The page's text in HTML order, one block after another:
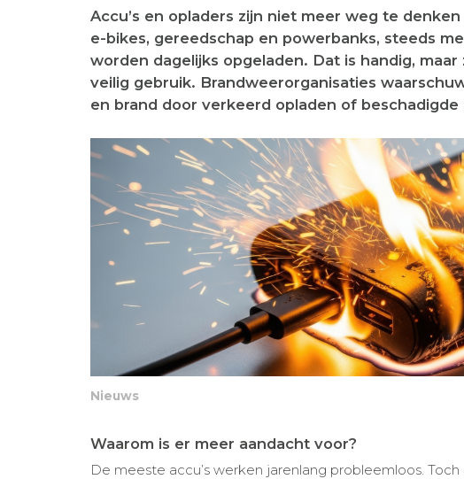
Accu’s en opladers zijn niet meer weg te
e-bikes, gereedschap en powerbanks, steeds
worden dagelijks opgeladen. Dat is handig,
veilig gebruik. Brandweerorganisaties
en brand door verkeerd opladen of beschadigde
Nieuws
Waarom is er meer aandacht voor?
De meeste accu’s werken jarenlang probleemloos.